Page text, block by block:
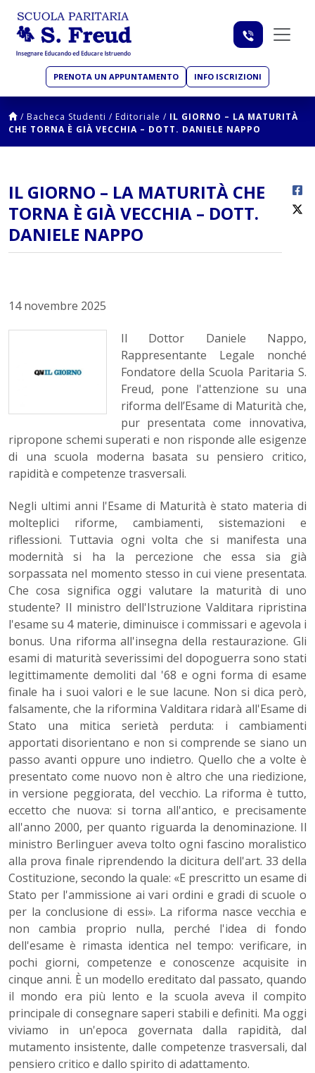
PRENOTA UN APPUNTAMENTO INFO ISCRIZIONI
/ Bacheca Studenti / Editoriale / IL GIORNO – LA MATURITÀ
CHE TORNA È GIÀ VECCHIA – DOTT. DANIELE NAPPO
IL GIORNO – LA MATURITÀ CHE
TORNA È GIÀ VECCHIA – DOTT.
DANIELE NAPPO
14 novembre 2025
Il Dottor Daniele Nappo,
Rappresentante Legale nonché
Fondatore della Scuola Paritaria S.
Freud, pone l'attenzione su una
riforma dell’Esame di Maturità che,
pur presentata come innovativa,
ripropone schemi superati e non risponde alle esigenze
di una scuola moderna basata su pensiero critico,
rapidità e competenze trasversali.
Negli ultimi anni l'Esame di Maturità è stato materia di
molteplici riforme, cambiamenti, sistemazioni e
riflessioni. Tuttavia ogni volta che si manifesta una
modernità si ha la percezione che essa sia già
sorpassata nel momento stesso in cui viene presentata.
Che cosa significa oggi valutare la maturità di uno
studente? Il ministro dell'Istruzione Valditara ripristina
l'esame su 4 materie, diminuisce i commissari e agevola i
bonus. Una riforma all'insegna della restaurazione. Gli
esami di maturità severissimi del dopoguerra sono stati
legittimamente demoliti dal '68 e ogni forma di esame
finale ha i suoi valori e le sue lacune. Non si dica però,
falsamente, che la riformina Valditara ridarà all'Esame di
Stato una mitica serietà perduta: i cambiamenti
apportati disorientano e non si comprende se siano un
passo avanti oppure uno indietro. Quello che a volte è
presentato come nuovo non è altro che una riedizione,
in versione peggiorata, del vecchio. La riforma è tutto,
eccetto che nuova: si torna all'antico, e precisamente
all'anno 2000, per quanto riguarda la denominazione. Il
ministro Berlinguer aveva tolto ogni fascino moralistico
alla prova finale riprendendo la dicitura dell'art. 33 della
Costituzione, secondo la quale: «E prescritto un esame di
Stato per l'ammissione ai vari ordini e gradi di scuole o
per la conclusione di essi». La riforma nasce vecchia e
non cambia proprio nulla, perché l'idea di fondo
dell'esame è rimasta identica nel tempo: verificare, in
pochi giorni, competenze e conoscenze acquisite in
cinque anni. È un modello ereditato dal passato, quando
il mondo era più lento e la scuola aveva il compito
principale di consegnare saperi stabili e definiti. Ma oggi
viviamo in un'epoca governata dalla rapidità, dal
mutamento insistente, dalle competenze trasversali, dal
pensiero critico e dallo spirito di adattamento.